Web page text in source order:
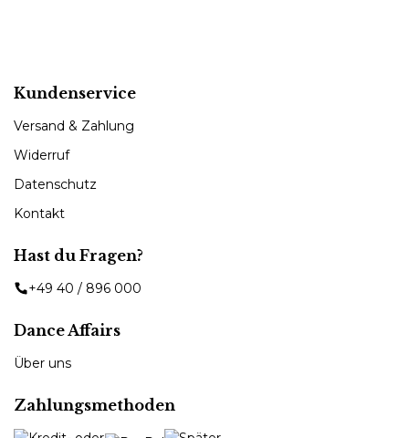
Kundenservice
Versand & Zahlung
Widerruf
Datenschutz
Kontakt
Hast du Fragen?
+49 40 / 896 000
Dance Affairs
Über uns
Zahlungsmethoden